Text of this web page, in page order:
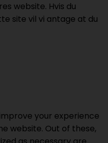
website. Hvis du
site vil vi antage at du
your experience
website. Out of these,